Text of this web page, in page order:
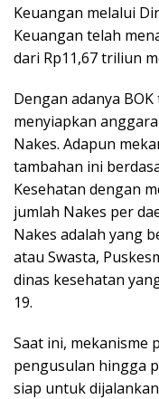
Keuangan melalui
Keuangan telah
dari Rp11,67 triliun
Dengan adanya
menyiapkan
Nakes. Adapun
tambahan ini
Kesehatan dengan
jumlah Nakes per
Nakes adalah yang
atau Swasta,
dinas kesehatan
19.
Saat ini, mekanisme
pengusulan hingga
siap untuk